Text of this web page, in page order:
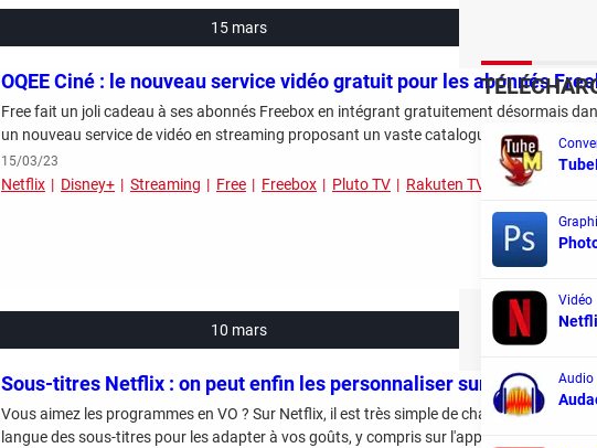
15 mars
OQEE Ciné : le nouveau service vidéo gratuit pour les abonnés
Free fait un joli cadeau à ses abonnés Freebox en intégrant gratuitement désormais
un nouveau service de vidéo en streaming proposant un vaste catalogue de films et de
15/03/23
Netflix Disney+ Streaming Free Freebox Pluto TV Rakuten TV
10 mars
Sous-titres Netflix : on peut enfin les personnaliser sur l'appli TV
Vous aimez les programmes en VO ? Sur Netflix, il est très simple de changer la police, la
langue des sous-titres pour les adapter à vos goûts, y compris sur l'application TV.
Vidéo
Audio